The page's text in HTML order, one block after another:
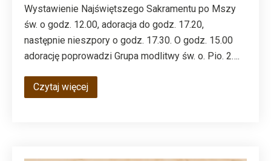
Wystawienie Najświętszego Sakramentu po Mszy
św. o godz. 12.00, adoracja do godz. 17.20,
następnie nieszpory o godz. 17.30. O godz. 15.00
adorację poprowadzi Grupa modlitwy św. o. Pio. 2….
Czytaj więcej